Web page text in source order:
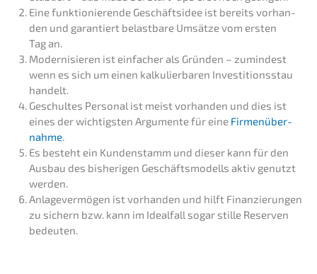
Eine funktio­nie­ren­de Geschäfts­idee ist bereits vorhan­
den und garantiert belast­ba­re Umsät­ze vom ersten
Tag an.
Moder­ni­sie­ren ist einfa­cher als Gründen – zumin­dest
wenn es sich um einen kalku­lier­ba­ren Inves­ti­ti­ons­stau
handelt.
Geschul­tes Perso­nal ist meist vorhan­den und dies ist
eines der wichtigs­ten Argumen­te für eine Firmen­über­
nah­me.
Es besteht ein Kunden­stamm und dieser kann für den
Ausbau des bishe­ri­gen Geschäfts­mo­dells aktiv genutzt
werden.
Anlage­ver­mö­gen ist vorhan­den und hilft Finan­zie­run­gen
zu sichern bzw. kann im Ideal­fall sogar stille Reser­ven
bedeuten.